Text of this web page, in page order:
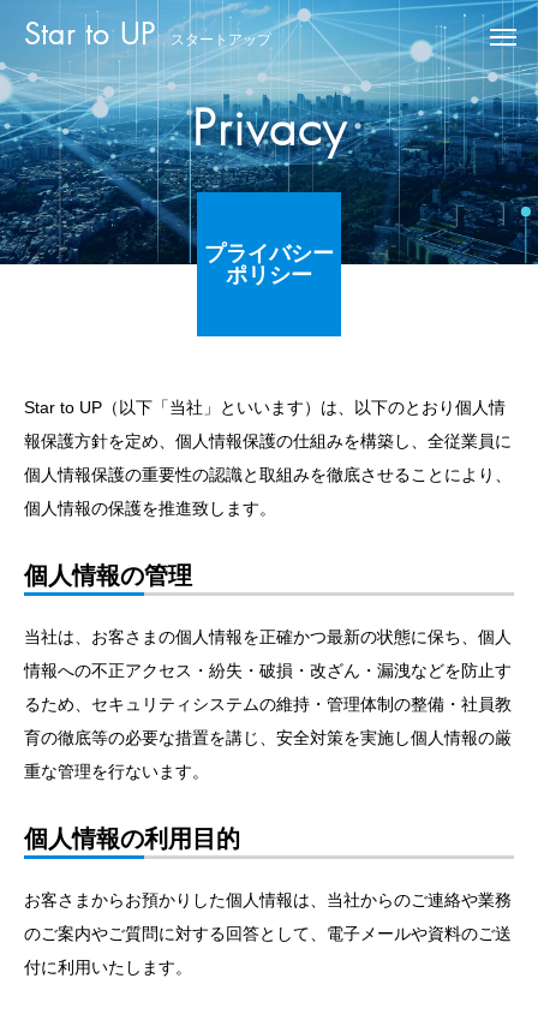
Star to UP スタートアップ
Privacy
プライバシー
ポリシー
Star to UP（以下「当社」といいます）は、以下のとおり個人情
報保護方針を定め、個人情報保護の仕組みを構築し、全従業員に
個人情報保護の重要性の認識と取組みを徹底させることにより、
個人情報の保護を推進致します。
個人情報の管理
当社は、お客さまの個人情報を正確かつ最新の状態に保ち、個人
情報への不正アクセス・紛失・破損・改ざん・漏洩などを防止す
るため、セキュリティシステムの維持・管理体制の整備・社員教
育の徹底等の必要な措置を講じ、安全対策を実施し個人情報の厳
重な管理を行ないます。
個人情報の利用目的
お客さまからお預かりした個人情報は、当社からのご連絡や業務
のご案内やご質問に対する回答として、電子メールや資料のご送
付に利用いたします。